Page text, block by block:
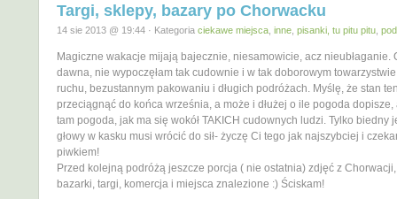
Targi, sklepy, bazary po Chorwacku
14 sie 2013 @ 19:44 · Kategoria ciekawe miejsca inne pisanki, tu pitu pitu
Magiczne wakacje mijają bajecznie, niesamowicie, acz nieubłaganie.
dawna, nie wypoczęłam tak cudownie i w tak doborowym
ruchu, bezustannym pakowaniu i długich podróżach. Myślę, że stan
przeciągnąć do końca września, a może i dłużej o ile pogoda dopisze,
tam pogoda, jak ma się wokół TAKICH cudownych ludzi. Tylko biedny
głowy w kasku musi wrócić do sił- życzę Ci tego jak najszybciej i
piwkiem!
Przed kolejną podróżą jeszcze porcja ( nie ostatnia) zdjęć z
bazarki, targi, komercja i miejsca znalezione :) Ściskam!